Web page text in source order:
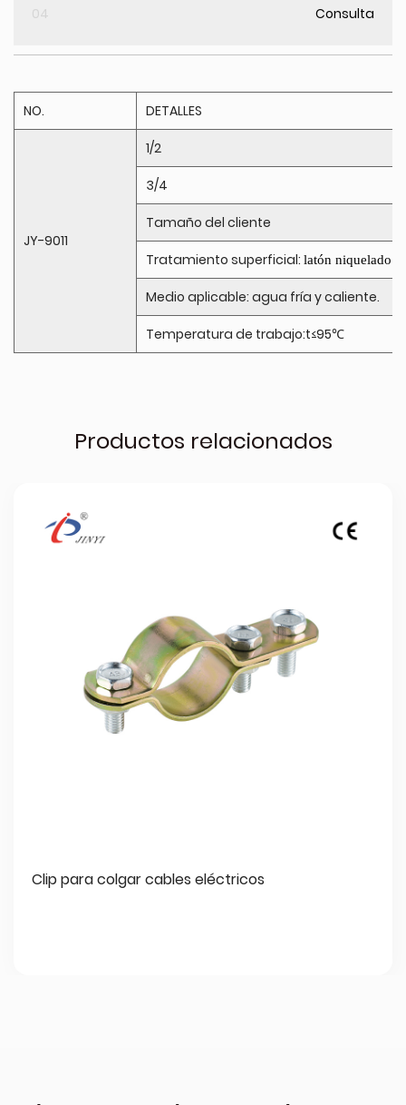
04 Consulta
NO. DETALLES
JY-9011
1/2
3/4
Tamaño del cliente
Tratamiento superficial: latón niquelado
Medio aplicable: agua fría y caliente.
Temperatura de trabajo:t≤95℃
Productos relacionados
Clip para colgar cables eléctricos